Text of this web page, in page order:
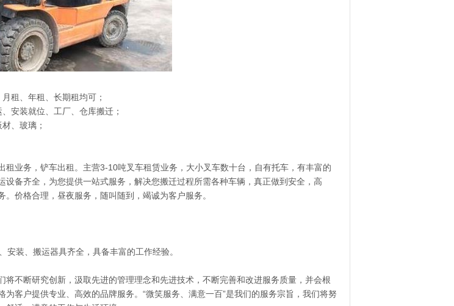
租、年租、长期租均可；
安装就位、工厂、仓库搬迁；
、玻璃；
租业务，铲车出租。主营3-10吨叉车租赁业务，大小叉车数十台，自有托车，有丰富的
设备齐全，为您提供一站式服务，解决您搬迁过程所需各种车辆，真正做到安全，高
价格合理，昼夜服务，随叫随到，竭诚为客户服务。
安装、搬运器具齐全，具备丰富的工作经验。
将不断研究创新，汲取先进的管理理念和先进技术，不断完善和改进服务质量，并会根
为客户提供专业、高效的品牌服务。“微笑服务、满意一百”是我们的服务宗旨，我们将努